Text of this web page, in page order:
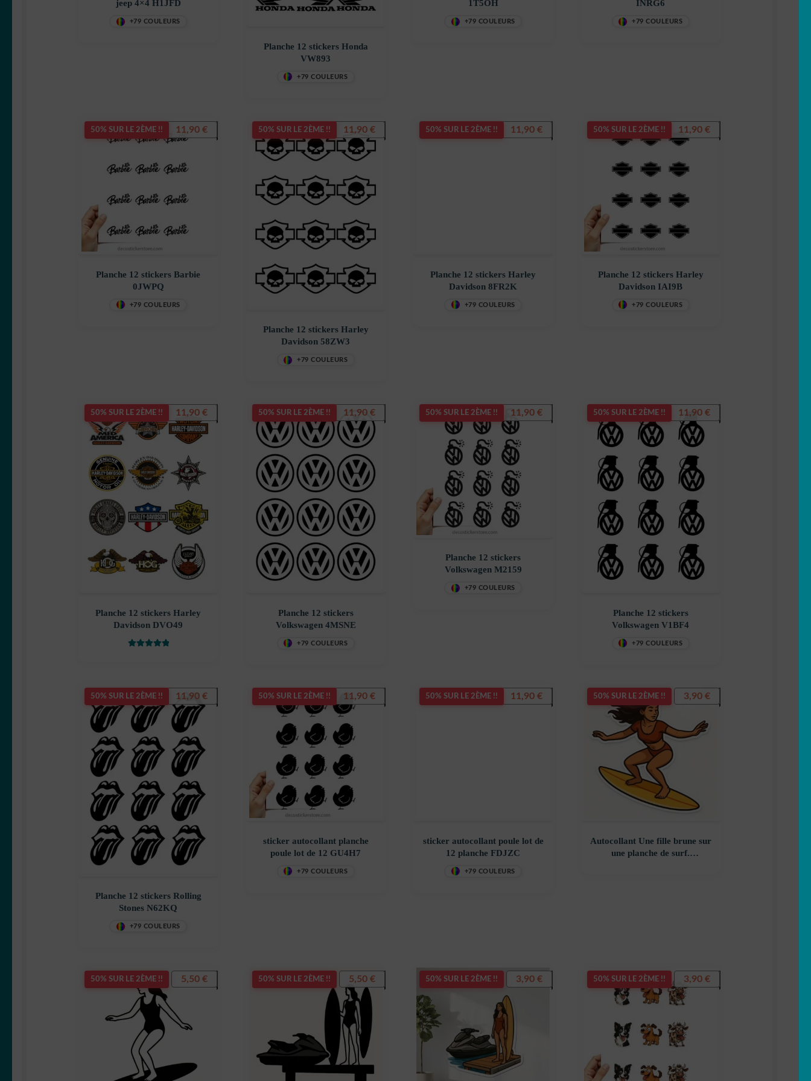
jeep 4×4 H1JFD
+79 COULEURS
Planche 12 stickers Honda
VW893
+79 COULEURS
1T5OH
+79 COULEURS
INRG6
+79 COULEURS
50% SUR LE 2ÈME !!
Planche 12 stickers Barbie
0JWPQ
+79 COULEURS
11,90€ 50% SUR LE 2ÈME !!
Planche 12 stickers Harley
Davidson 58ZW3
+79 COULEURS
11,90 € 50% SUR LE 2ÈME !!
Planche 12 stickers Harley
Davidson 8FR2K
+79 COULEURS
11,90€ 50% SUR LE 2ÈME !!
Planche 12 stickers Harley
Davidson IAI9B
+79 COULEURS
11,90 €
50% SUR LE 2ÈME !!
Planche 12 stickers Harley
Davidson DVO49
11,90€ 50% SUR LE 2ÈME !!
Planche 12 stickers
Volkswagen 4MSNE
+79 COULEURS
11,90 € 50% SUR LE 2ÈME !!
Planche 12 stickers
Volkswagen M2159
+79 COULEURS
11,90€ 50% SUR LE 2ÈME !!
Planche 12 stickers
Volkswagen V1BF4
+79 COULEURS
11,90 €
50% SUR LE 2ÈME !!
Planche 12 stickers Rolling
Stones N62KQ
+79 COULEURS
11,90€ 50% SUR LE 2ÈME !!
sticker autocollant planche
poule lot de 12 GU4H7
+79 COULEURS
11,90 € 50% SUR LE 2ÈME !!
sticker autocollant poule lot de
12 planche FDJZC
+79 COULEURS
11,90€ 50% SUR LE 2ÈME !!
Autocollant Une fille brune sur
une planche de surf.
3,90 €
50% SUR LE 2ÈME !! 5,50€ 50% SUR LE 2ÈME !! 5,50 € 50% SUR LE 2ÈME !! 3,90€ 50% SUR LE 2ÈME !! 3,90 €